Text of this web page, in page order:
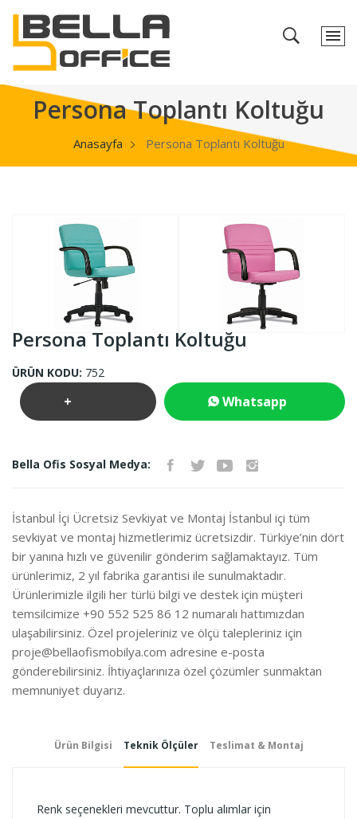
Persona Toplantı Koltuğu
Anasayfa Persona Toplantı Koltuğu
Persona Toplantı Koltuğu
ÜRÜN KODU: 752
+ Whatsapp
Bella Ofis Sosyal Medya:
İstanbul İçi Ücretsiz Sevkiyat ve Montaj İstanbul içi tüm
sevkiyat ve montaj hizmetlerimiz ücretsizdir. Türkiye’nin dört
bir yanına hızlı ve güvenilir gönderim sağlamaktayız. Tüm
ürünlerimiz, 2 yıl fabrika garantisi ile sunulmaktadır.
Ürünlerimizle ilgili her türlü bilgi ve destek için müşteri
temsilcimize +90 552 525 86 12 numaralı hattımızdan
ulaşabilirsiniz. Özel projeleriniz ve ölçü talepleriniz için
proje@bellaofismobilya.com adresine e-posta
gönderebilirsiniz. İhtiyaçlarınıza özel çözümler sunmaktan
memnuniyet duyarız.
Ürün Bilgisi Teknik Ölçüler Teslimat & Montaj
Renk seçenekleri mevcuttur. Toplu alımlar için